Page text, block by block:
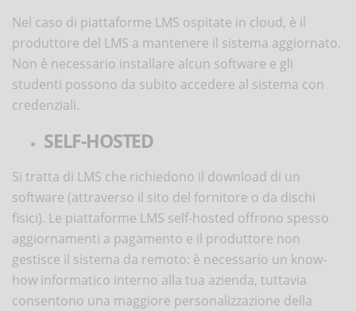
Nel caso di piattaforme LMS ospitate in cloud, è il
produttore del LMS a mantenere il sistema aggiornato.
Non è necessario installare alcun software e gli
studenti possono da subito accedere al sistema con
credenziali.
SELF-HOSTED
Si tratta di LMS che richiedono il download di un
software (attraverso il sito del fornitore o da dischi
fisici). Le piattaforme LMS self-hosted offrono spesso
aggiornamenti a pagamento e il produttore non
gestisce il sistema da remoto: è necessario un know-
how informatico interno alla tua azienda, tuttavia
consentono una maggiore personalizzazione della